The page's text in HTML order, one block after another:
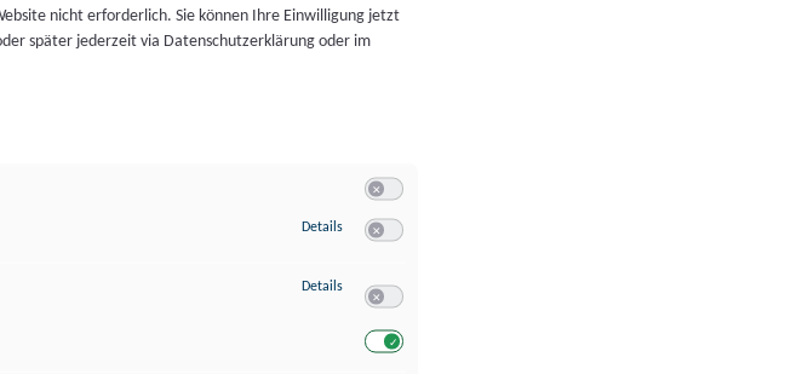
nicht erforderlich. Sie können Ihre Einwilligung jetzt
später jederzeit via Datenschutzerklärung oder im
Details zu Speichern von oder Zugriff auf Informationen auf einem Endgerät
Details zu Verwendung reduzierter Daten zur Auswahl von Werbeanzeigen